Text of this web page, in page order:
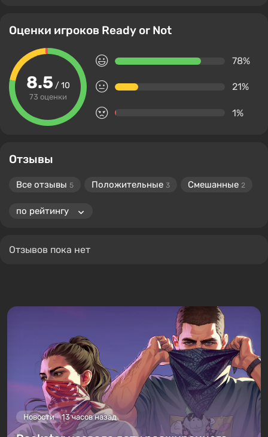
Оценки игроков Ready or Not
8.5 / 10
73 оценки
78%
21%
1%
Отзывы
Все отзывы 5 Положительные 3 Смешанные 2
Отзывов пока нет
Новости 13 часов назад